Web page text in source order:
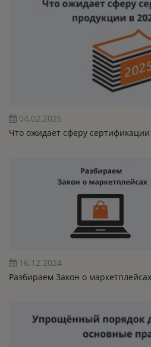
04.02.2025
Что ожидает сферу
16.12.2024
Разбираем Закон о маркетплейсах